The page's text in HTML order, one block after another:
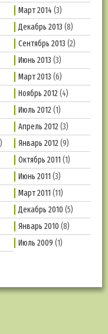
Март 2014 (3)
Декабрь 2013 (8)
Сентябрь 2013 (2)
Июнь 2013 (3)
Март 2013 (6)
Ноябрь 2012(4)
Июль 2012(1)
Апрель 2012(3)
Январь 2012(9)
Октябрь 2011 (1)
Июнь 2011 (3)
Март 2011 (11)
Декабрь 2010 (5)
Январь 2010 (8)
Июль 2009 (1)